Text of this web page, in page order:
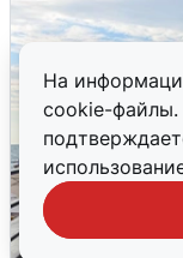
На
cookie-файлы.